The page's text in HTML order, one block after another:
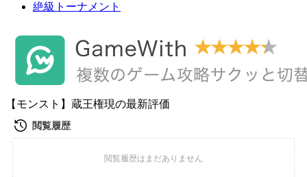
絶級トーナメント
【モンスト】蔵王権現の最新評価